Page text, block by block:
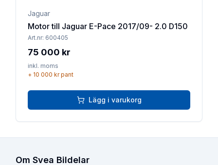
Jaguar
Motor till Jaguar E-Pace 2017/09- 2.0 D150
Art.nr: 600405
75 000 kr
inkl. moms
+ 10 000 krpant
Lägg i varukorg
Om Svea Bildelar